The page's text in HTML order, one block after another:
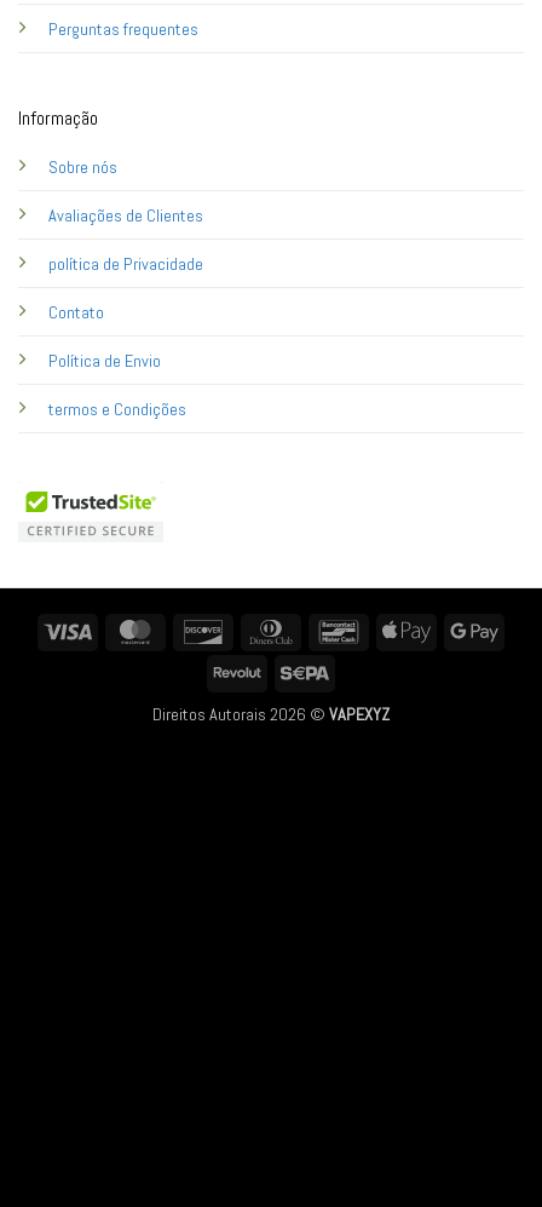
Perguntas frequentes
Informação
Sobre nós
Avaliações de Clientes
política de Privacidade
Contato
Política de Envio
termos e Condições
Visa MasterCard Discover
Dinners
BancontactApple
Revolut
Direitos Autorais 2026 © VAPEXYZ